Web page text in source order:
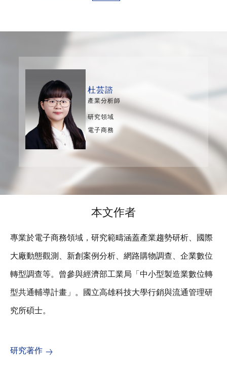
杜芸諮
產業分析師
研究領域
電子商務
本文作者
專業於電子商務領域，研究範疇涵蓋產業趨勢研析、國際
大廠動態觀測、新創案例分析、網路購物調查、企業數位
轉型調查等。曾參與經濟部工業局「中小型製造業數位轉
型共通輔導計畫」。國立高雄科技大學行銷與流通管理研
究所碩士。
研究著作